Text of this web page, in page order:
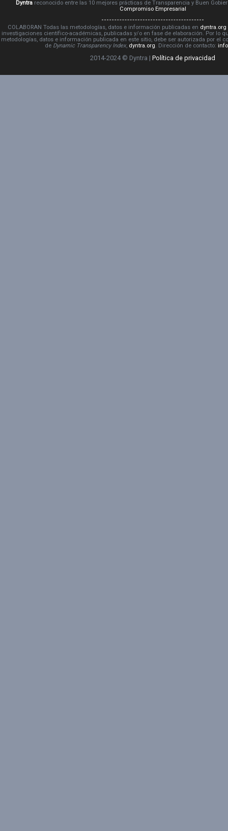
Dyntrareconocido entre las 10 mejores prácticas de Transparencia y Buen
Compromiso Empresarial
COLABORAN Todas las metodologías, datos e información publicadas en dyntra.org
investigaciones científico-académicas, publicadas y/o en fase de elaboración. Por lo
metodologías, datos e información publicada en este sitio, debe ser autorizada por el
de Dynamic Transparency Index, dyntra.org. Dirección de contacto:
2014-2024 © Dyntra | Política de privacidad